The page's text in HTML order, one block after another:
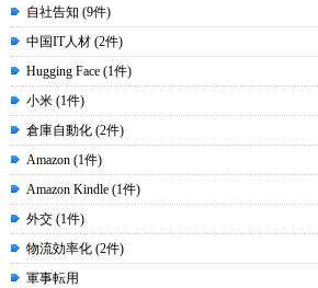
自社告知 (9件)
中国IT人材 (2件)
Hugging Face (1件)
小米 (1件)
倉庫自動化 (2件)
Amazon (1件)
Amazon Kindle (1件)
外交 (1件)
物流効率化 (2件)
軍事転用